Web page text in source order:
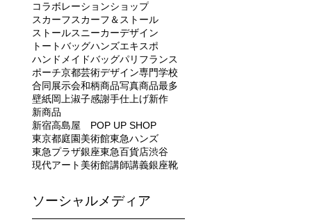
コラボレーションショップ
スカーフスカーフ＆ストール
ストールスニーカーデザイン
トートバッグハンズエキスポ
ハンドメイドバッグパリ フランス
ポーチ京都芸術デザイン専門学校
合同展示会和柄商品写真商品最多
壁紙岡上淑子感謝手仕上げ新作
新商品
新宿高島屋 POP UP SHOP
東京都庭園美術館東急ハンズ
東急プラザ銀座東急百貨店渋谷
現代アート 美術館講師講義銀座靴
ソーシャルメディア